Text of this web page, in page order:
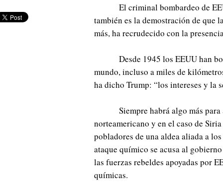
El criminal bombardeo de
también es la demostración de que
más, ha recrudecido con la
Desde 1945 los EEUU han
mundo, incluso a miles de
ha dicho Trump: “los intereses y la
Siempre habrá algo más
norteamericano y en el caso de
pobladores de una aldea aliada a
ataque químico se acusa al
las fuerzas rebeldes apoyadas por
químicas.